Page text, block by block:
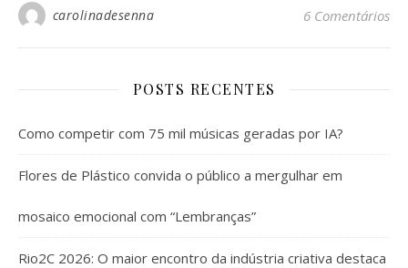
carolinadesenna 6 Comentários
POSTS RECENTES
Como competir com 75 mil músicas geradas por IA?
Flores de Plástico convida o público a mergulhar em
mosaico emocional com “Lembranças”
Rio2C 2026: O maior encontro da indústria criativa destaca